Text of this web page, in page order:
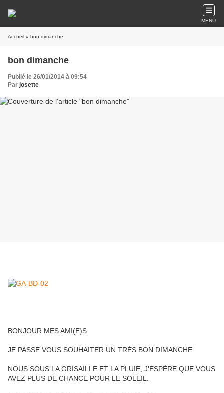
MENU
Accueil » bon dimanche
bon dimanche
Publié le 26/01/2014 à 09:54
Par josette
BONJOUR MES AMI(E)S
JE PASSE VOUS SOUHAITER UN TRÈS BON DIMANCHE.
NOUS SOUS LA GRISAILLE ET LA PLUIE, J’ESPÈRE QUE VOUS
AVEZ PLUS DE CHANCE POUR LE SOLEIL.